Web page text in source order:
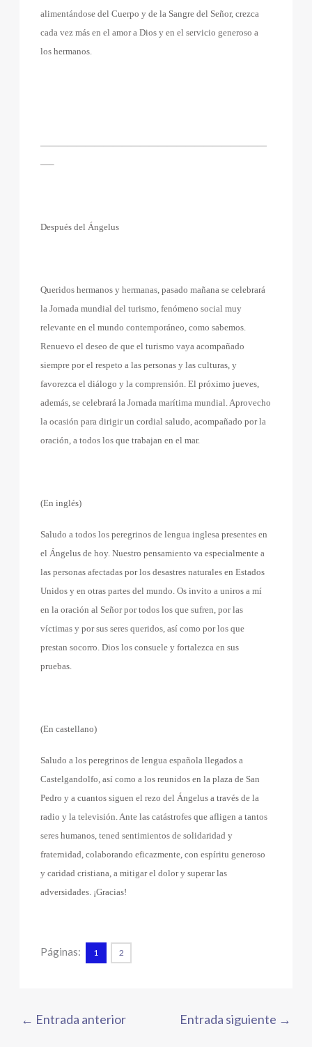
alimentándose del Cuerpo y de la Sangre del Señor, crezca
cada vez más en el amor a Dios y en el servicio generoso a
los hermanos.
—————————————————————————
—–
Después del Ángelus
Queridos hermanos y hermanas, pasado mañana se celebrará
la Jornada mundial del turismo, fenómeno social muy
relevante en el mundo contemporáneo, como sabemos.
Renuevo el deseo de que el turismo vaya acompañado
siempre por el respeto a las personas y las culturas, y
favorezca el diálogo y la comprensión. El próximo jueves,
además, se celebrará la Jornada marítima mundial. Aprovecho
la ocasión para dirigir un cordial saludo, acompañado por la
oración, a todos los que trabajan en el mar.
(En inglés)
Saludo a todos los peregrinos de lengua inglesa presentes en
el Ángelus de hoy. Nuestro pensamiento va especialmente a
las personas afectadas por los desastres naturales en Estados
Unidos y en otras partes del mundo. Os invito a uniros a mí
en la oración al Señor por todos los que sufren, por las
víctimas y por sus seres queridos, así como por los que
prestan socorro. Dios los consuele y fortalezca en sus
pruebas.
(En castellano)
Saludo a los peregrinos de lengua española llegados a
Castelgandolfo, así como a los reunidos en la plaza de San
Pedro y a cuantos siguen el rezo del Ángelus a través de la
radio y la televisión. Ante las catástrofes que afligen a tantos
seres humanos, tened sentimientos de solidaridad y
fraternidad, colaborando eficazmente, con espíritu generoso
y caridad cristiana, a mitigar el dolor y superar las
adversidades. ¡Gracias!
Páginas: 1 2
← Entrada anterior Entrada siguiente →